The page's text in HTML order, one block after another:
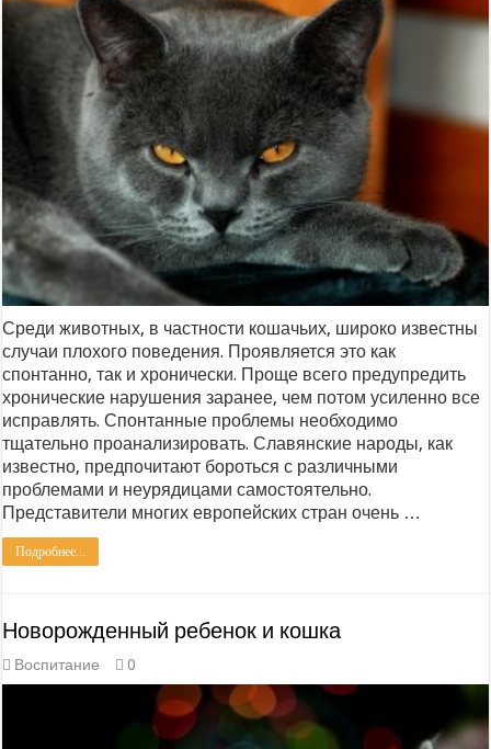
Среди животных, в частности кошачьих, широко известны
случаи плохого поведения. Проявляется это как
спонтанно, так и хронически. Проще всего предупредить
хронические нарушения заранее, чем потом усиленно все
исправлять. Спонтанные проблемы необходимо
тщательно проанализировать. Славянские народы, как
известно, предпочитают бороться с различными
проблемами и неурядицами самостоятельно.
Представители многих европейских стран очень …
Подробнее...
Новорожденный ребенок и кошка
Воспитание 0